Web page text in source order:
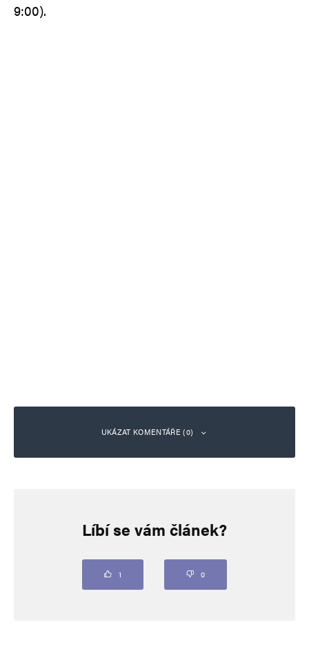
9:00).
UKÁZAT KOMENTÁŘE (0)
Vaše e-mailová adresa nebude zveřejněna. Vyžadované informace jsou
Líbí se vám článek?
1 0